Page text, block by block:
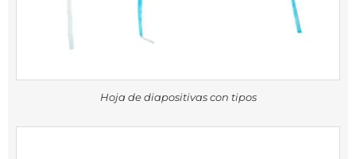
Hoja de diapositivas con tipos